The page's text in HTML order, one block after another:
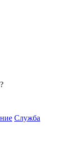
Служба